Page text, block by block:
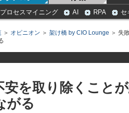
プロセスマイニング AI RPA セ
＞ オピニオン ＞ 架け橋 by CIO Lounge ＞ 失
安を取り除くこと
がる